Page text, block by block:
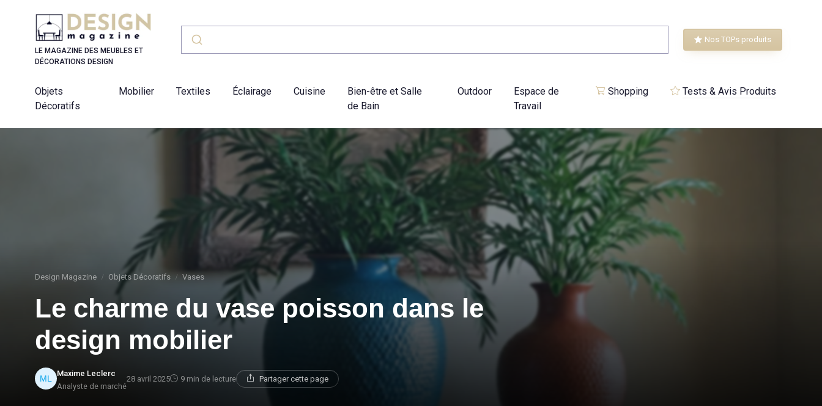
LE MAGAZINE DES MEUBLES ET
DÉCORATIONS DESIGN
Nos TOPs produits
Objets
Décoratifs
Mobilier Textiles Éclairage Cuisine
Bien-être et Salle
de Bain
Outdoor
Espace de
Travail
Shopping Tests & Avis Produits
Design Magazine Objets Décoratifs Vases
Le charme du vase poisson dans le
design mobilier
Maxime Leclerc
Analyste de marché
28 avril 2025 9 min de lecture Partager cette page